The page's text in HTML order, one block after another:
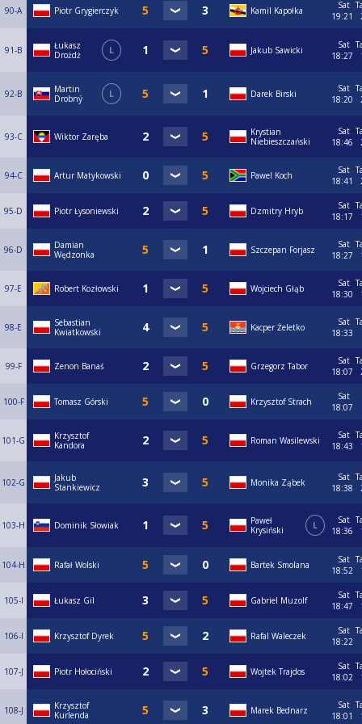
90-A Piotr Grygierczyk Kamil Kapołka
Sat
19:21
91-B
Łukasz
Drożdż
L Jakub Sawicki
Sat
18:27
92-B
Martin
Drobný
L Darek Birski
Sat
18:20
93-C Wiktor Zaręba
Krystian
Niebieszczański
Sat
18:46
94-C Artur Matykowski Pawel Koch
Sat
18:41
95-D Piotr Łysoniewski Dzmitry Hryb
Sat
18:17
96-D
Damian
Wędzonka
Szczepan Forjasz
Sat
18:27
97-E Robert Kozłowski Wojciech Głąb
Sat
18:30
98-E
Sebastian
Kwiatkowski
Kacper Żeletko
Sat
18:33
99-F Zenon Banaś Grzegorz Tabor
Sat
18:07
100-F Tomasz Górski Krzysztof Strach
Sat
18:07
101-G
Krzysztof
Kandora
Roman Wasilewski
Sat
18:43
102-G
Jakub
Stankiewicz
Monika Ząbek
Sat
18:38
103-H Dominik Słowiak
Paweł
Krysiński
L
Sat
18:36
104-H Rafał Wolski Bartek Smolana
Sat
18:52
105-I Łukasz Gil Gabriel Muzolf
Sat
18:47
106-I Krzysztof Dyrek Rafal Waleczek
Sat
18:22
107-J Piotr Hołociński Wojtek Trajdos
Sat
18:02
108-J
Krzysztof
Kurlenda
Marek Bednarz
Sat
18:01